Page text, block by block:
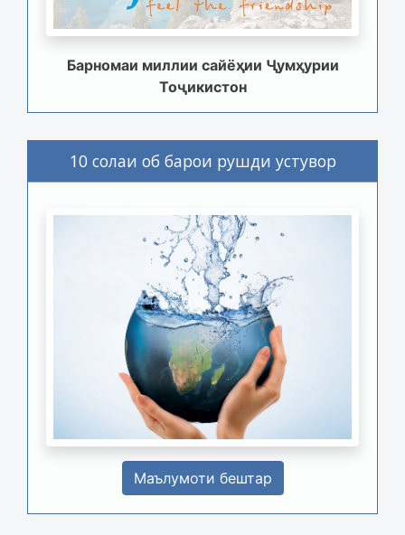
Барномаи миллии сайёҳии Ҷумҳурии
Тоҷикистон
10 солаи об барои рушди устувор
Маълумоти бештар